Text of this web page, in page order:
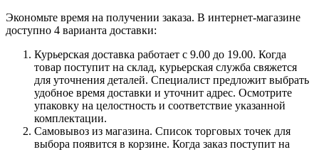
Экономьте время на получении заказа. В интернет-магазине
доступно 4 варианта доставки:
Курьерская доставка работает с 9.00 до 19.00. Когда
товар поступит на склад, курьерская служба свяжется
для уточнения деталей. Специалист предложит выбрать
удобное время доставки и уточнит адрес. Осмотрите
упаковку на целостность и соответствие указанной
комплектации.
Самовывоз из магазина. Список торговых точек для
выбора появится в корзине. Когда заказ поступит на